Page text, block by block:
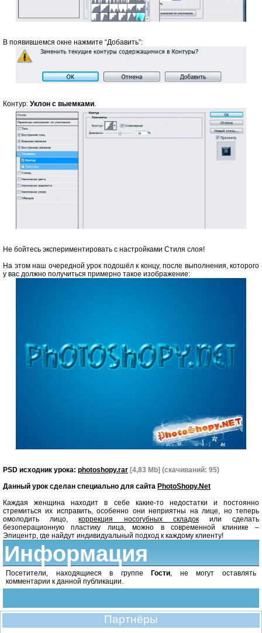
В появившемся окне нажмите “Добавить”:
Контур: Уклон с выемками.
Не бойтесь экспериментировать с настройками Стиля слоя!
На этом наш очередной урок подошёл к концу, после выполнения, которого
у вас должно получиться примерно такое изображение:
PSD исходник урока: photoshopy.rar [4,83 Mb] (cкачиваний: 95)
Данный урок сделан специально для сайта PhotoShopy.Net
Каждая женщина находит в себе какие-то недостатки и постоянно
стремиться их исправить, особенно они неприятны на лице, но теперь
омолодить лицо,коррекция носогубных складокили сделать
безоперационную пластику лица, можно в современной клинике –
Эпицентр, где найдут индивидуальный подход к каждому клиенту!
Информация
Посетители, находящиеся в группеГости , не могут оставлять
комментарии к данной публикации.
Партнёры